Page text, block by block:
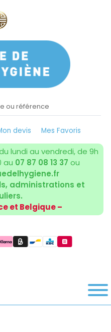
devis Mes Favoris
lundi au vendredi, de 9h
au 07 87 08 13 37 ou
administrations et
et Belgique –